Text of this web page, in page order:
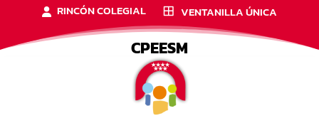
RINCÓN COLEGIAL VENTANILLA ÚNICA
CPEESM